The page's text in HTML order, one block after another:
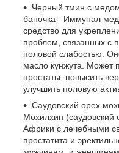
Черный тмин с
баночка - Иммунал
средство для
проблем, связанных с
половой слабостью.
масло кунжута. Может
простаты, повысить
улучшить половую
Саудовский орех
Мохилхин (саудовский
Африки с лечебными
простатита и